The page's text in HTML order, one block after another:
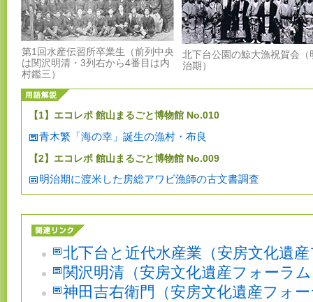
第1回水産伝習所卒業生（前列中央
は関沢明清・3列右から4番目は内
村鑑三）
北下台公園の鯨大漁祝賀会（
治期）
【1】エコレポ 館山まるごと博物館 No.010
青木繁「海の幸」誕生の漁村・布良
【2】エコレポ 館山まるごと博物館 No.009
明治期に渡米した房総アワビ漁師の古文書調査
北下台と近代水産業（安房文化遺
関沢明清（安房文化遺産フォーラ
神田吉右衛門（安房文化遺産フォ